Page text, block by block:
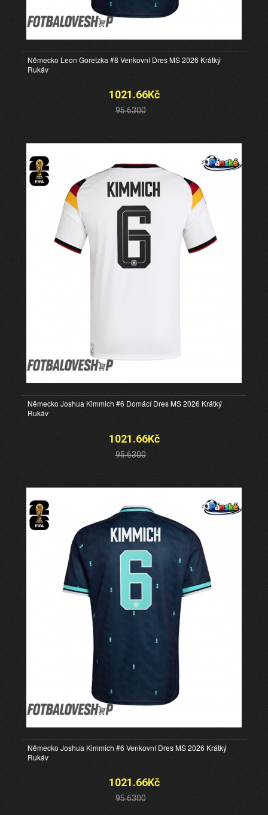
Německo Leon Goretzka #8 Venkovní Dres MS 2026 Krátký
Rukáv
1021.66Kč
95.6300
Německo Joshua Kimmich #6 Domácí Dres MS 2026 Krátký
Rukáv
1021.66Kč
95.6300
Německo Joshua Kimmich #6 Venkovní Dres MS 2026 Krátký
Rukáv
1021.66Kč
95.6300